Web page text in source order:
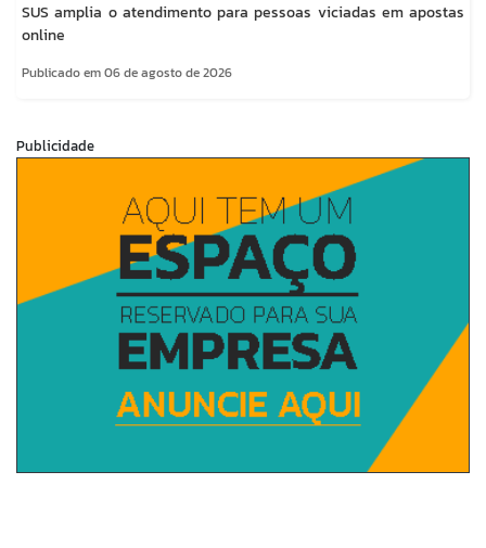
SUS amplia o atendimento para pessoas viciadas em apostas
online
Publicado em 06 de agosto de 2026
Publicidade